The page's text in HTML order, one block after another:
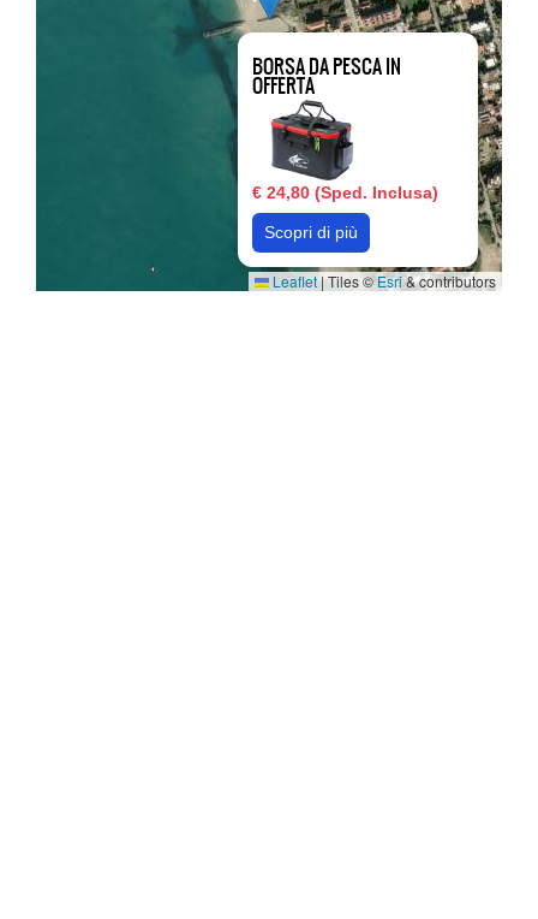
BORSA DA PESCA IN
OFFERTA
€ 24,80 (Sped. Inclusa)
Scopri di più
Leaflet|Tiles © Esri& contributors